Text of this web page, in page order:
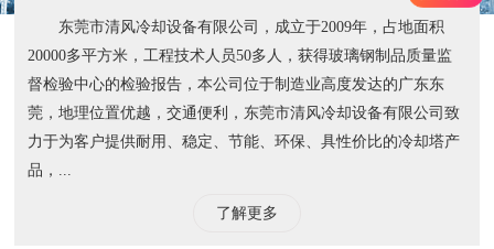
东莞市清风冷却设备有限公司，成立于2009年，占地面积
20000多平方米，工程技术人员50多人，获得玻璃钢制品质量监
督检验中心的检验报告，本公司位于制造业高度发达的广东东
莞，地理位置优越，交通便利，东莞市清风冷却设备有限公司致
力于为客户提供耐用、稳定、节能、环保、具性价比的冷却塔产
品，...
了解更多